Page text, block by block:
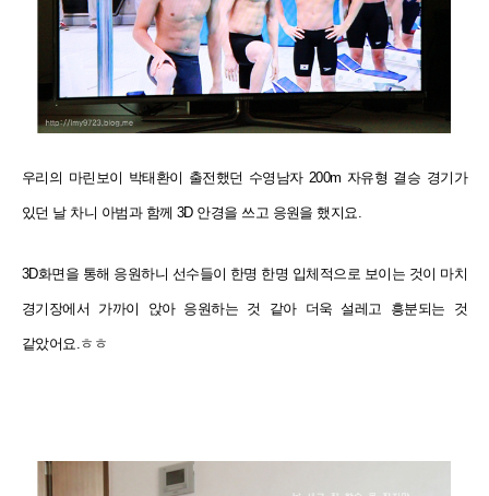
우리의 마린보이 박태환이 출전했던 수영남자 200m 자유형 결승 경기가
있던 날 차니 아범과 함께 3D 안경을 쓰고 응원을 했지요.
3D화면을 통해 응원하니 선수들이 한명 한명 입체적으로 보이는 것이 마치
경기장에서 가까이 앉아 응원하는 것 같아 더욱 설레고 흥분되는 것
같았어요.ㅎㅎ